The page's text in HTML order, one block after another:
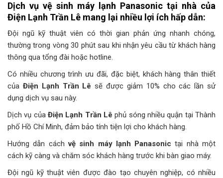
Dịch vụ vệ sinh máy lạnh Panasonic tại nhà của
Điện Lạnh Trần Lê mang lại nhiều lợi ích hấp dẫn:
Đội ngũ kỹ thuật viên có thời gian phản ứng nhanh chóng,
thường trong vòng 30 phút sau khi nhận yêu cầu từ khách hàng
thông qua tổng đài hoặc hotline.
Có nhiều chương trình ưu đãi, đặc biệt, khách hàng thân thiết
của Điện Lạnh Trần Lê sẽ được giảm 10% cho các lần sử
dụng dịch vụ sau này.
Dịch vụ của Điện Lạnh Trần Lê phủ sóng nhiều quận tại Thành
phố Hồ Chí Minh, đảm bảo tính tiện lợi cho khách hàng.
Hướng dẫn cáchvệ sinh máy lạnh Panasonic tại nhà một
cách kỹ càng và chăm sóc khách hàng trước khi bàn giao máy.
Đội ngũ kỹ thuật viên được đào tạo chuyên nghiệp, có nhiều